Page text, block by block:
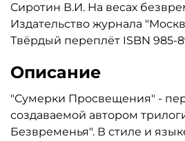
Сиротин В.И. На весах
Издательство журнала
Твёрдый переплёт ISBN 985-
Описание
"Сумерки Просвещения" -
создаваемой автором
Безвременья". В стиле и